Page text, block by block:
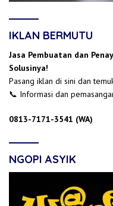
IKLAN BERMUTU
Jasa Pembuatan dan
Solusinya!
Pasang iklan di sini dan
📞 Informasi dan
0813-7171-3541 (WA)
NGOPI ASYIK